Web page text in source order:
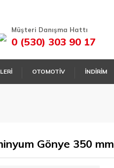
Müşteri Danışma Hattı
0 (530) 303 90 17
OTOMOTİV İNDİRİM
Gönye 350 mm